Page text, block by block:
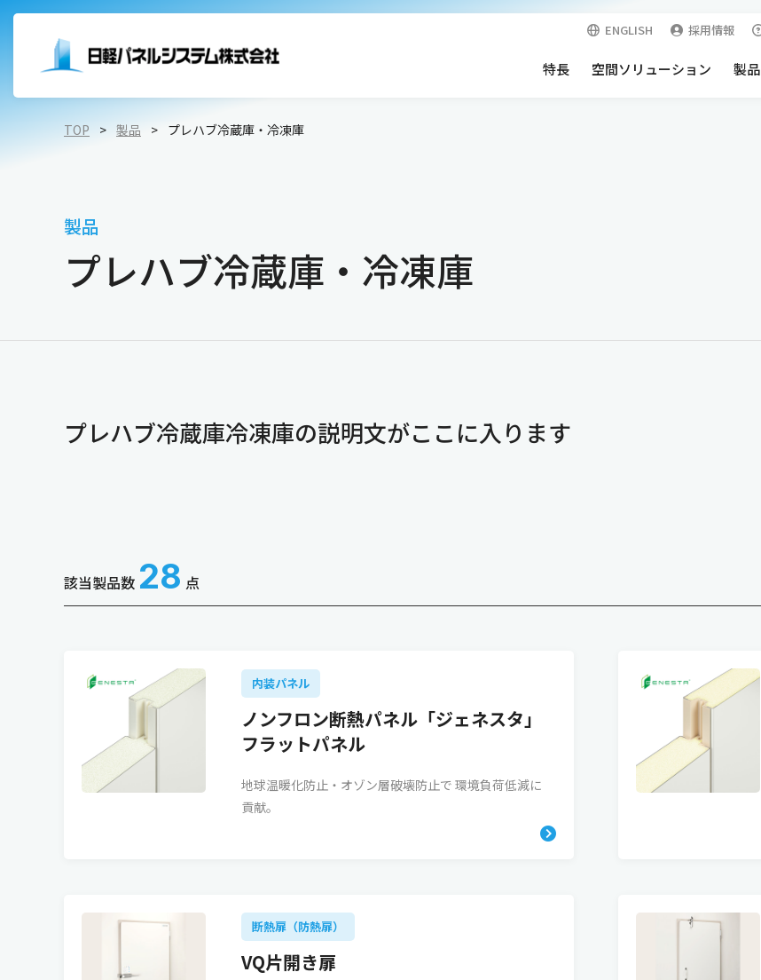
特長 空間ソリューション
冷蔵・冷凍倉庫
プレハブ冷蔵庫・冷凍庫
製品
天井
断熱扉（防熱扉）
ビジョン・ミッション
拠点・グループ会社
ガバナンスについての取り組み
トップコミットメント
ENGLISH 採用情報
TOP 製品 プレハブ冷蔵庫・冷凍庫
製品
プレハブ冷蔵庫・冷凍庫
プレハブ冷蔵庫冷凍庫の説明文がここに入ります
該当製品数 28 点
内装パネル
ノンフロン断熱パネル「ジェネスタ」
フラットパネル
地球温暖化防止・オゾン層破壊防止で 環境負荷低減に
貢献。
断熱扉（防熱扉）
VQ片開き扉